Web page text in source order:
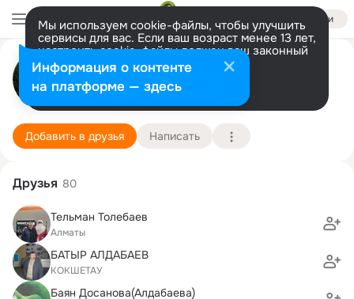
Войти
Мы используем cookie-файлы, чтобы улучшить
сервисы для вас. Если ваш возраст менее 13 лет,
настроить cookie-файлы должен ваш законный
представитель. Больше информации
Разрешить все Настроить
Саша Альт
Bad Soden-Salmunster
1 школа
Подробнее
Добавить в друзья Написать
Друзья 80
Тельман Толебаев
Алматы
БАТЫР АЛДАБАЕВ
КОКШЕТАУ
Баян Досанова(Алдабаева)
Информация о контенте
на платформе — здесь